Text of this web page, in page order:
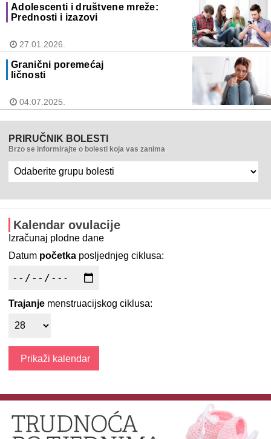
Adolescenti i društvene mreže:
Prednosti i izazovi
27.01.2026.
Granični poremećaj
ličnosti
04.07.2025.
PRIRUČNIK BOLESTI
Brzo se informirajte o bolesti koja vas zanima
Kalendar ovulacije
Izračunaj plodne dane
Datum početka posljednjeg ciklusa:
Trajanje menstruacijskog ciklusa: